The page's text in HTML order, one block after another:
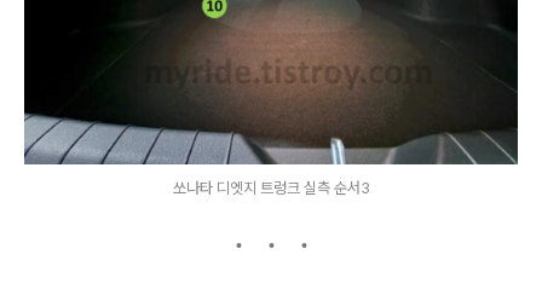
쏘나타 디엣지 트렁크 실측 순서3